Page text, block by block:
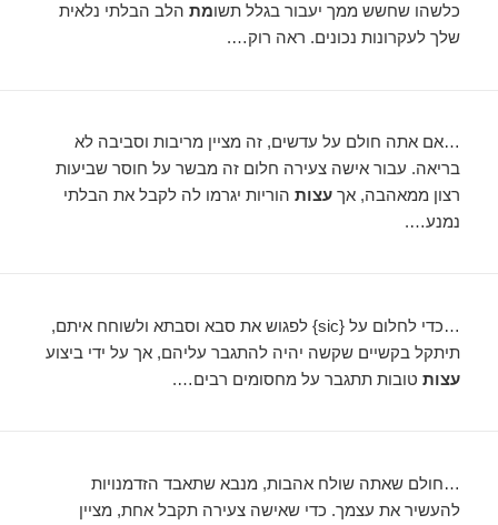
כלשהו שחשש ממך יעבור בגלל תשומת הלב הבלתי נלאית
שלך לעקרונות נכונים. ראה רוק….
…אם אתה חולם על עדשים, זה מציין מריבות וסביבה לא
בריאה. עבור אישה צעירה חלום זה מבשר על חוסר שביעות
רצון ממאהבה, אךעצות הוריות יגרמו לה לקבל את הבלתי
נמנע….
…כדי לחלום על {sic} לפגוש את סבא וסבתא ולשוחח איתם,
תיתקל בקשיים שקשה יהיה להתגבר עליהם, אך על ידי ביצוע
עצות טובות תתגבר על מחסומים רבים….
…חולם שאתה שולח אהבות, מנבא שתאבד הזדמנויות
להעשיר את עצמך. כדי שאישה צעירה תקבל אחת, מציין